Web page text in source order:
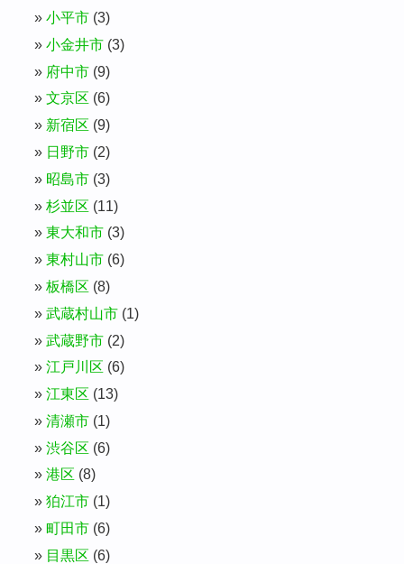
小平市 (3)
小金井市 (3)
府中市 (9)
文京区 (6)
新宿区 (9)
日野市 (2)
昭島市 (3)
杉並区 (11)
東大和市 (3)
東村山市 (6)
板橋区 (8)
武蔵村山市 (1)
武蔵野市 (2)
江戸川区 (6)
江東区 (13)
清瀬市 (1)
渋谷区 (6)
港区 (8)
狛江市 (1)
町田市 (6)
目黒区 (6)